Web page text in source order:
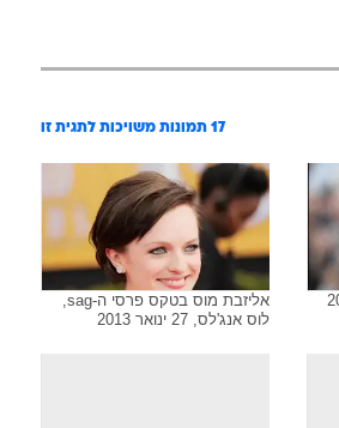
17 תמונות משויכות לתגית זו
אליזבת מוס בטקס פרסי ה-sag,
לוס אנג'לס, 27 ינואר 2013